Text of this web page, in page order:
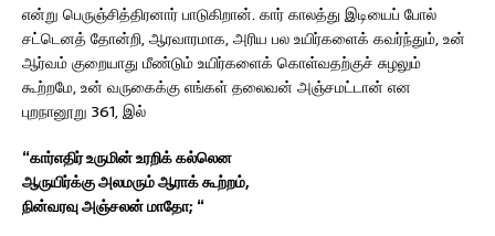
என்று பெருஞ்சித்திரனார் பாடுகிறான். கார் காலத்து இடியைப் போல்
சட்டெனத் தோன்றி, ஆரவாரமாக, அரிய பல உயிர்களைக் கவர்ந்தும், உன்
ஆர்வம் குறையாது மீண்டும் உயிர்களைக் கொள்வதற்குச் சுழலும்
கூற்றமே, உன் வருகைக்கு எங்கள் தலைவன் அஞ்சமட்டான் என
புறநானூறு 361, இல்
“கார்எதிர் உருமின் உரறிக் கல்லென
ஆருயிர்க்கு அலமரும் ஆராக் கூற்றம்,
நின்வரவு அஞ்சலன் மாதோ; “